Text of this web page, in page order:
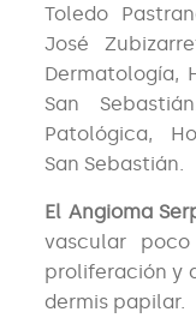
Toledo
José
Dermatología,
San
Patológica,
San Sebastián.
El Angioma
vascular
proliferación y
dermis papilar.